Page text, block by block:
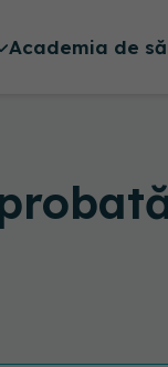
Academia de